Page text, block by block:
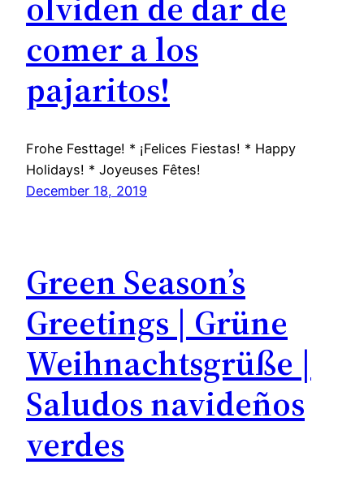
comer a los
pajaritos!
Frohe Festtage! * ¡Felices Fiestas! * Happy
Holidays! * Joyeuses Fêtes!
December 18, 2019
Green Season’s
Greetings | Grüne
Weihnachtsgrüße |
Saludos navideños
verdes